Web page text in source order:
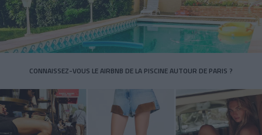
CONNAISSEZ-VOUS LE AIRBNB DE LA PISCINE AUTOUR DE PARIS ?